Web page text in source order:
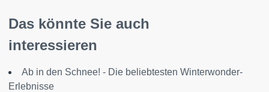
Das könnte Sie auch
interessieren
Ab in den Schnee! - Die beliebtesten Winterwonder-
Erlebnisse